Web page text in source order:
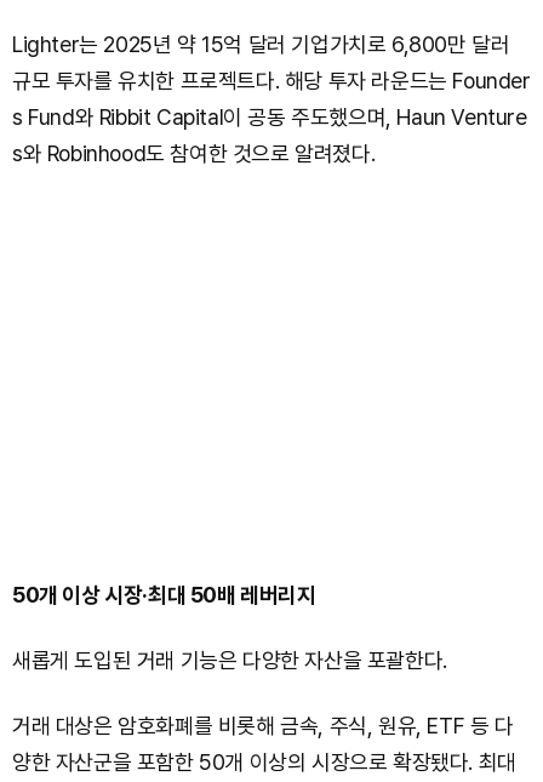
Lighter는 2025년 약 15억 달러 기업가치로 6,800만 달러
규모 투자를 유치한 프로젝트다. 해당 투자 라운드는 Founder
s Fund와 Ribbit Capital이 공동 주도했으며, Haun Venture
s와 Robinhood도 참여한 것으로 알려졌다.
50개 이상 시장·최대 50배 레버리지
새롭게 도입된 거래 기능은 다양한 자산을 포괄한다.
거래 대상은 암호화폐를 비롯해 금속, 주식, 원유, ETF 등 다
양한 자산군을 포함한 50개 이상의 시장으로 확장됐다. 최대